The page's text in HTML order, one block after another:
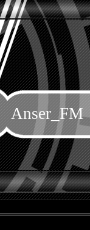
Anser_FM